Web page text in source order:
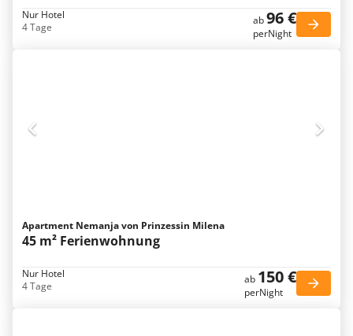
Nur Hotel
4 Tage
ab96 €
perNight
Apartment Nemanja von Prinzessin Milena
45 m² Ferienwohnung
Nur Hotel
4 Tage
ab 150 €
perNight